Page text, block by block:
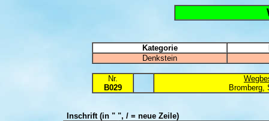
Kategorie
Denkstein
Nr.
B029
Bromberg,
Inschrift(in " ", / = neue Zeile)